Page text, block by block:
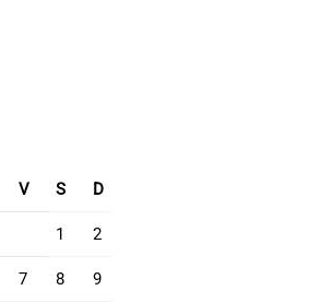
V S D
1 2
7 8 9